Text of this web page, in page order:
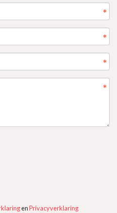
*
*
*
*
enPrivacyverklaring